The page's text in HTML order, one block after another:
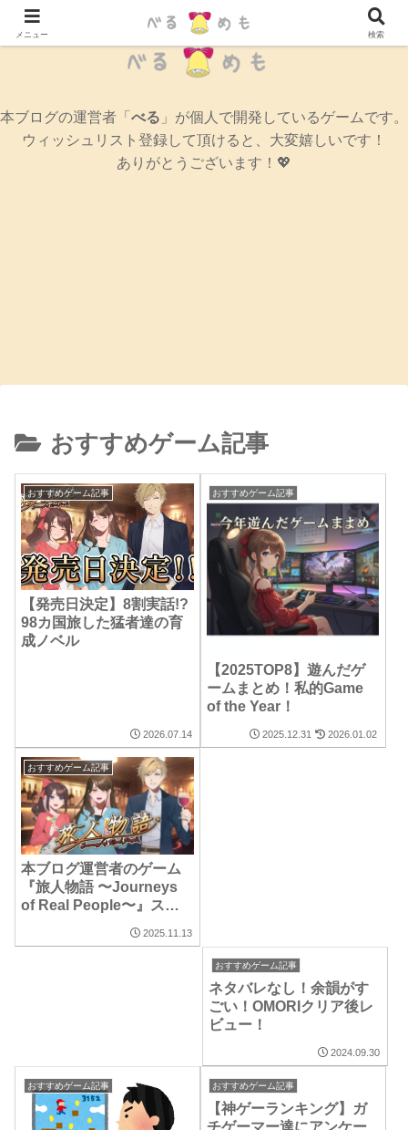
辛口女性ゲームブログ
本ブログの運営者「 べる 」が個人で開発しているゲームです。
ウィッシュリスト登録して頂けると、大変嬉しいです！
ありがとうございます！💖
おすすめゲーム記事
おすすめゲーム記事
【発売日決定】8割実話!?
98カ国旅した猛者達の育
成ノベル
2026.07.14
おすすめゲーム記事
【2025TOP8】遊んだゲ
ームまとめ！私的Game
of the Year！
2025.12.31 2026.01.02
おすすめゲーム記事
本ブログ運営者のゲーム
『旅人物語 〜Journeys
of Real People〜』スト
2025.11.13
おすすめゲーム記事
ネタバレなし！余韻がす
ごい！OMORIクリア後レ
ビュー！
2024.09.30
おすすめゲーム記事 おすすめゲーム記事
【神ゲーランキング】ガ
チゲーマー達にアンケー
メニュー 検索